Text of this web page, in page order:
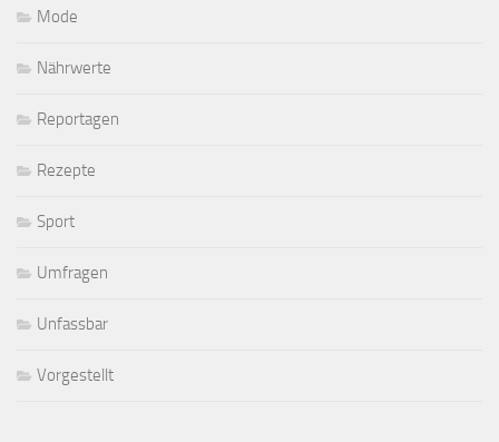
Mode
Nährwerte
Reportagen
Rezepte
Sport
Umfragen
Unfassbar
Vorgestellt